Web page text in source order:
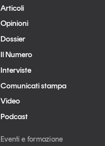
Articoli
Opinioni
Dossier
Il Numero
Interviste
Comunicati stampa
Video
Podcast
Eventi e formazione